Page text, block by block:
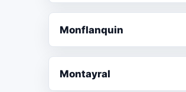
Monflanquin
Montayral